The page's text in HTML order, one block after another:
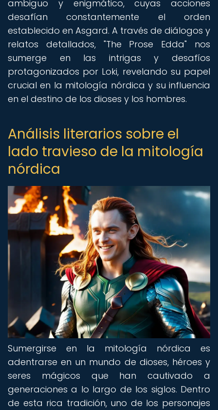
ambiguo y enigmático, cuyas acciones
desafían constantemente el orden
establecido en Asgard. A través de diálogos y
relatos detallados, "The Prose Edda" nos
sumerge en las intrigas y desafíos
protagonizados por Loki, revelando su papel
crucial en la mitología nórdica y su influencia
en el destino de los dioses y los hombres.
Análisis literarios sobre el
lado travieso de la mitología
nórdica
Sumergirse en la mitología nórdica es
adentrarse en un mundo de dioses, héroes y
seres mágicos que han cautivado a
generaciones a lo largo de los siglos. Dentro
de esta rica tradición, uno de los personajes